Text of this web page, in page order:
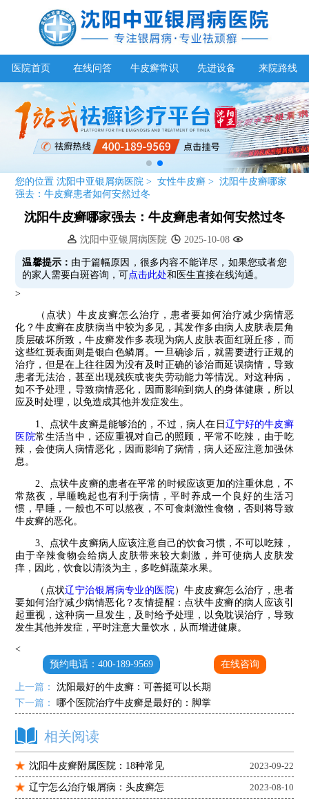
医院首页 在线问答 牛皮癣常识 先进设备 来院路线
您的位置 沈阳中亚银屑病医院>女性牛皮癣>沈阳牛皮癣哪家
强去：牛皮癣患者如何安然过冬
沈阳牛皮癣哪家强去：牛皮癣患者如何安然过冬
沈阳中亚银屑病医院 2025-10-08
温馨提示： 由于篇幅原因，很多内容不能详尽，如果您或者您
的家人需要白斑咨询，可点击此处和医生直接在线沟通。
>
（点状）牛皮皮癣怎么治疗，患者要如何治疗减少病情恶
化？牛皮癣在皮肤病当中较为多见，其发作多由病人皮肤表层角
质层破坏所致，牛皮癣发作多表现为病人皮肤表面红斑丘疹，而
这些红斑表面则是银白色鳞屑。一旦确诊后，就需要进行正规的
治疗，但是在上往往因为没有及时正确的诊治而延误病情，导致
患者无法治，甚至出现残疾或丧失劳动能力等情况。对这种病，
如不予处理，导致病情恶化，因而影响到病人的身体健康，所以
应及时处理，以免造成其他并发症发生。
1、点状牛皮癣是能够治的，不过，病人在日辽宁好的牛皮癣
医院常生活当中，还应重视对自己的照顾，平常不吃辣，由于吃
辣，会使病人病情恶化，因而影响了病情，病人还应注意加强休
息。
2、点状牛皮癣的患者在平常的时候应该更加的注重休息，不
常熬夜，早睡晚起也有利于病情，平时养成一个良好的生活习
惯，早睡，一般也不可以熬夜，不可食刺激性食物，否则将导致
牛皮癣的恶化。
3、点状牛皮癣病人应该注意自己的饮食习惯，不可以吃辣，
由于辛辣食物会给病人皮肤带来较大刺激，并可使病人皮肤发
痒，因此，饮食以清淡为主，多吃鲜蔬菜水果。
（点状辽宁治银屑病专业的医院 ）牛皮皮癣怎么治疗，患者
要如何治疗减少病情恶化？友情提醒：点状牛皮癣的病人应该引
起重视，这种病一旦发生，及时给予处理，以免耽误治疗，导致
发生其他并发症，平时注意大量饮水，从而增进健康。
<
预约电话：400-189-9569
在线咨询
上一篇：
沈阳最好的牛皮癣：可善挺可以长期
下一篇：
哪个医院治疗牛皮癣是最好的：脚掌
相关阅读
沈阳牛皮癣附属医院：18种常见 2023-09-22
辽宁怎么治疗银屑病：头皮癣怎 2023-08-10